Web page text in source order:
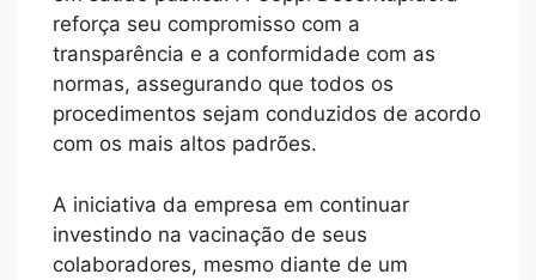
reforça seu compromisso com a
transparência e a conformidade com as
normas, assegurando que todos os
procedimentos sejam conduzidos de acordo
com os mais altos padrões.
A iniciativa da empresa em continuar
investindo na vacinação de seus
colaboradores, mesmo diante de um